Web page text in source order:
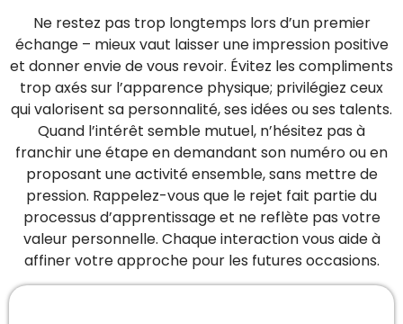
Ne restez pas trop longtemps lors d’un premier
échange – mieux vaut laisser une impression positive
et donner envie de vous revoir. Évitez les compliments
trop axés sur l’apparence physique; privilégiez ceux
qui valorisent sa personnalité, ses idées ou ses talents.
Quand l’intérêt semble mutuel, n’hésitez pas à
franchir une étape en demandant son numéro ou en
proposant une activité ensemble, sans mettre de
pression. Rappelez-vous que le rejet fait partie du
processus d’apprentissage et ne reflète pas votre
valeur personnelle. Chaque interaction vous aide à
affiner votre approche pour les futures occasions.